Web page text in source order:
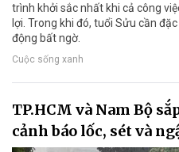
trình khởi sắc nhất khi cả công
lợi. Trong khi đó, tuổi Sửu cần
động bất ngờ.
Cuộc sống xanh
TP.HCM và Nam Bộ
cảnh báo lốc, sét và